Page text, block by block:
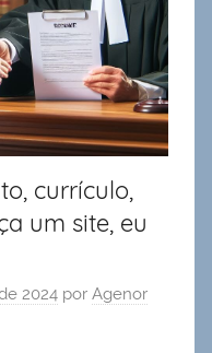
currículo,
um site, eu
2024 por Agenor